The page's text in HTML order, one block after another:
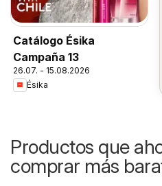
Catálogo Ésika
Campaña 13
26.07. - 15.08.2026
Ésika
Productos que
comprar más